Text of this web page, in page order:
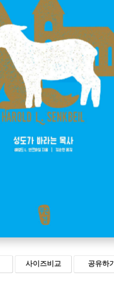
사이즈비교 공유하기